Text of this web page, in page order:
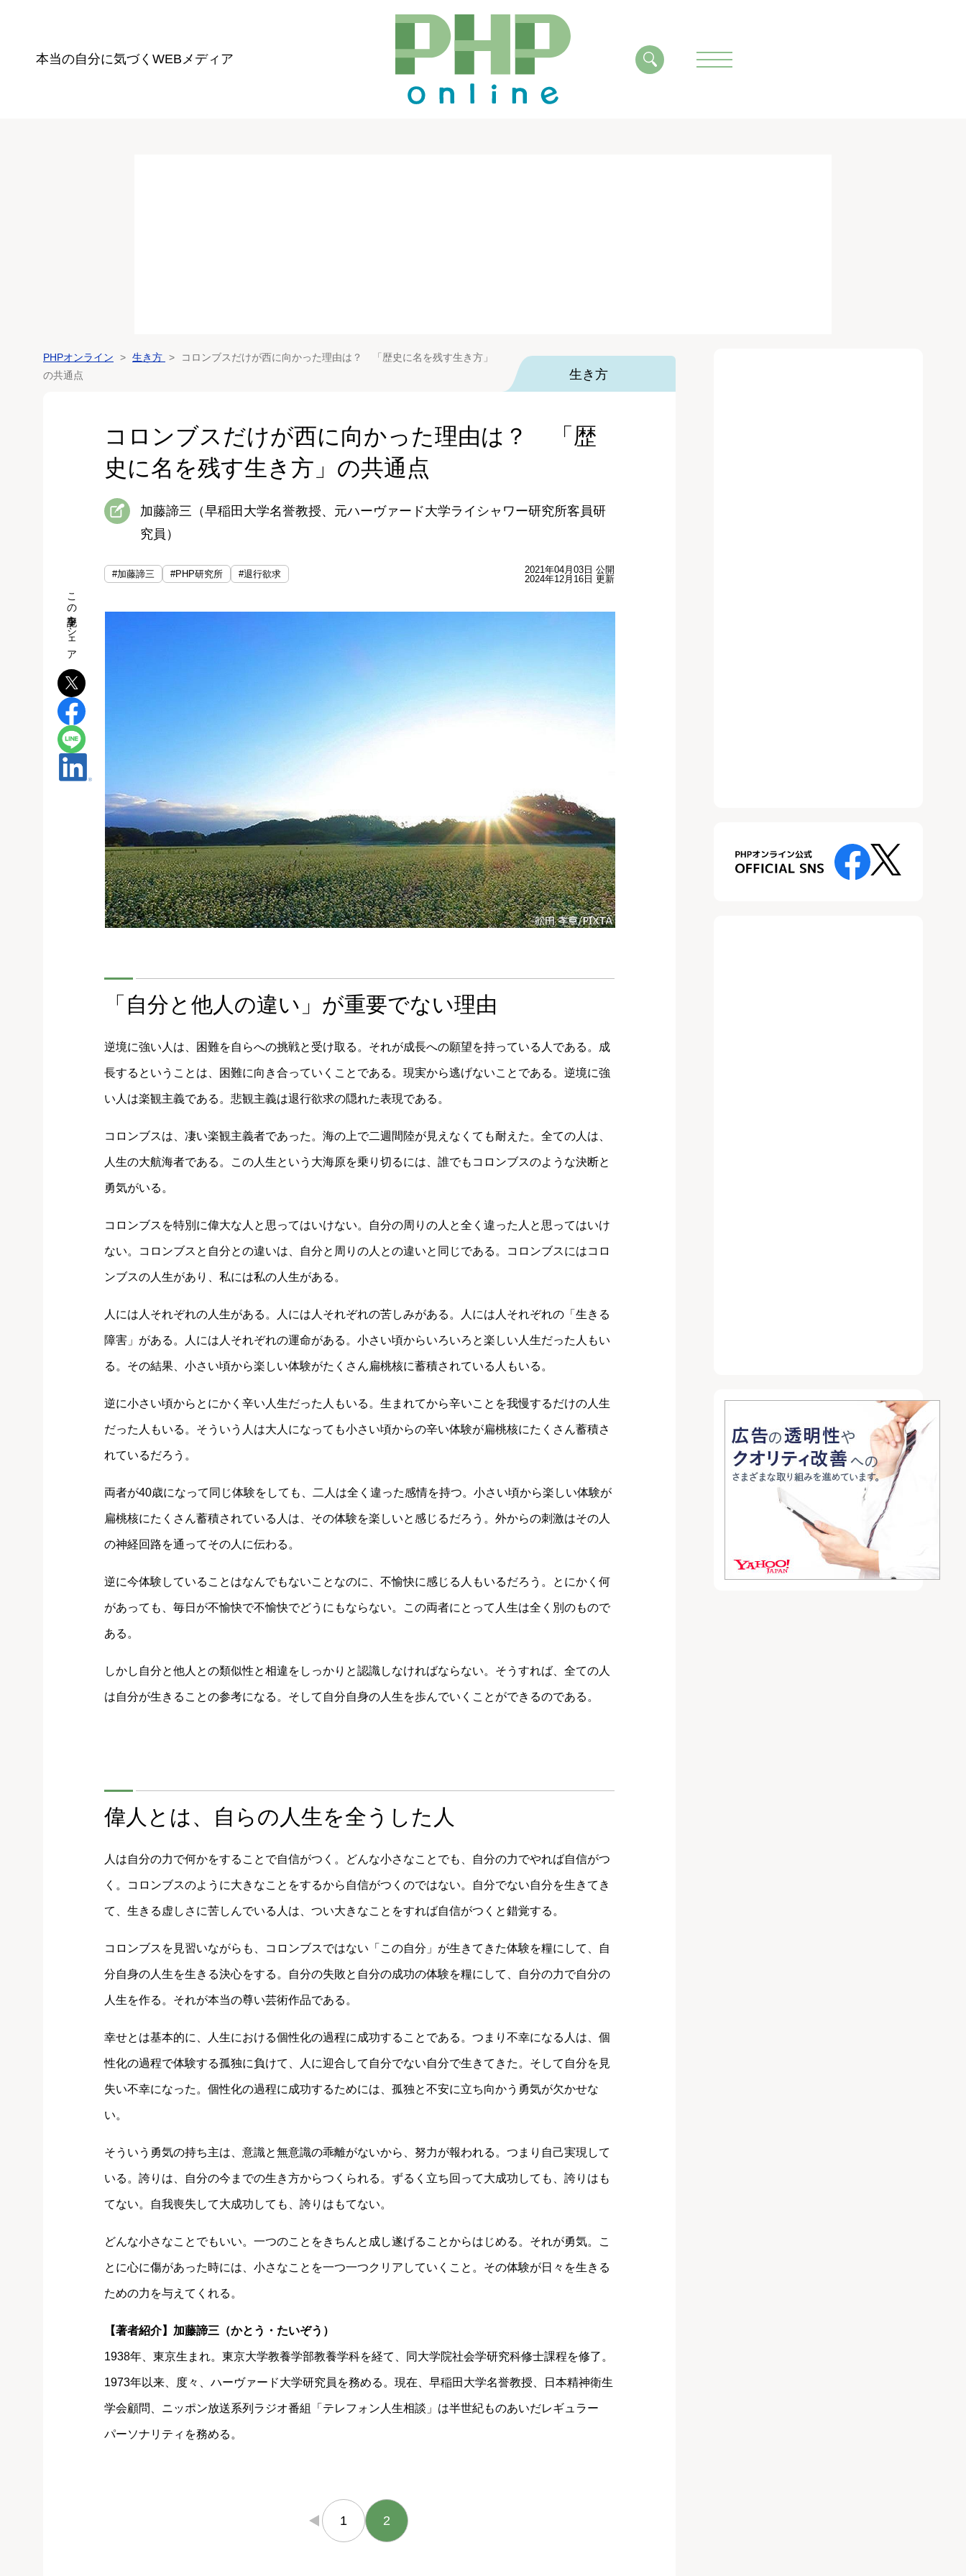
本当の自分に気づく WEBメディア
PHPオンライン 生き方
コロンブスだけが西に向かった理由は？ 「歴史に名を残す生き方」
の共通点
生き方
コロンブスだけが西に向かった理由は？ 「歴
史に名を残す生き方」の共通点
加藤諦三（早稲田大学名誉教授、元ハーヴァード大学ライシャワー研究所客員研
究員）
#加藤諦三 #PHP研究所 #退行欲求
2021年04月03日 公開
2024年12月16日 更新
「自分と他人の違い」が重要でない理由
逆境に強い人は、困難を自らへの挑戦と受け取る。それが成長への願望を持っている人である。成
長するということは、困難に向き合っていくことである。現実から逃げないことである。逆境に強
い人は楽観主義である。悲観主義は退行欲求の隠れた表現である。
コロンブスは、凄い楽観主義者であった。海の上で二週間陸が見えなくても耐えた。全ての人は、
人生の大航海者である。この人生という大海原を乗り切るには、誰でもコロンブスのような決断と
勇気がいる。
コロンブスを特別に偉大な人と思ってはいけない。自分の周りの人と全く違った人と思ってはいけ
ない。コロンブスと自分との違いは、自分と周りの人との違いと同じである。コロンブスにはコロ
ンブスの人生があり、私には私の人生がある。
人には人それぞれの人生がある。人には人それぞれの苦しみがある。人には人それぞれの「生きる
障害」がある。人には人それぞれの運命がある。小さい頃からいろいろと楽しい人生だった人もい
る。その結果、小さい頃から楽しい体験がたくさん扁桃核に蓄積されている人もいる。
逆に小さい頃からとにかく辛い人生だった人もいる。生まれてから辛いことを我慢するだけの人生
だった人もいる。そういう人は大人になっても小さい頃からの辛い体験が扁桃核にたくさん蓄積さ
れているだろう。
両者が40歳になって同じ体験をしても、二人は全く違った感情を持つ。小さい頃から楽しい体験が
扁桃核にたくさん蓄積されている人は、その体験を楽しいと感じるだろう。外からの刺激はその人
の神経回路を通ってその人に伝わる。
逆に今体験していることはなんでもないことなのに、不愉快に感じる人もいるだろう。とにかく何
があっても、毎日が不愉快で不愉快でどうにもならない。この両者にとって人生は全く別のもので
ある。
しかし自分と他人との類似性と相違をしっかりと認識しなければならない。そうすれば、全ての人
は自分が生きることの参考になる。そして自分自身の人生を歩んでいくことができるのである。
偉人とは、自らの人生を全うした人
人は自分の力で何かをすることで自信がつく。どんな小さなことでも、自分の力でやれば自信がつ
く。コロンブスのように大きなことをするから自信がつくのではない。自分でない自分を生きてき
て、生きる虚しさに苦しんでいる人は、つい大きなことをすれば自信がつくと錯覚する。
コロンブスを見習いながらも、コロンブスではない「この自分」が生きてきた体験を糧にして、自
分自身の人生を生きる決心をする。自分の失敗と自分の成功の体験を糧にして、自分の力で自分の
人生を作る。それが本当の尊い芸術作品である。
幸せとは基本的に、人生における個性化の過程に成功することである。つまり不幸になる人は、個
性化の過程で体験する孤独に負けて、人に迎合して自分でない自分で生きてきた。そして自分を見
失い不幸になった。個性化の過程に成功するためには、孤独と不安に立ち向かう勇気が欠かせな
い。
そういう勇気の持ち主は、意識と無意識の乖離がないから、努力が報われる。つまり自己実現して
いる。誇りは、自分の今までの生き方からつくられる。ずるく立ち回って大成功しても、誇りはも
てない。自我喪失して大成功しても、誇りはもてない。
どんな小さなことでもいい。一つのことをきちんと成し遂げることからはじめる。それが勇気。こ
とに心に傷があった時には、小さなことを一つ一つクリアしていくこと。その体験が日々を生きる
ための力を与えてくれる。
【著者紹介】加藤諦三（かとう・たいぞう）
1938年、東京生まれ。東京大学教養学部教養学科を経て、同大学院社会学研究科修士課程を修了。
1973年以来、度々、ハーヴァード大学研究員を務める。現在、早稲田大学名誉教授、日本精神衛生
学会顧問、ニッポン放送系列ラジオ番組「テレフォン人生相談」は半世紀ものあいだレギュラー
パーソナリティを務める。
← 1 2
この記事をシェア